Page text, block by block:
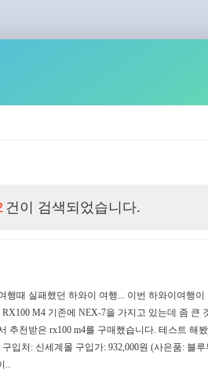
건이 검색되었습니다.
때 실패했던 하와이 여행... 이번 하와이여행
M4 기존에 NEX-7을 가지고 있는데 좀 큰
추천받은 rx100 m4를 구매했습니다. 테스트 해
입처: 신세계몰 구입가: 932,000원 (사은품: 블
..